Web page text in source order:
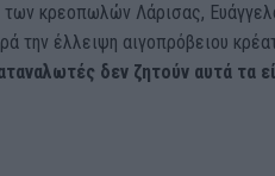
κρεοπωλών Λάρισας,
την έλλειψη αιγοπρόβειου
δεν ζητούν αυτά τα